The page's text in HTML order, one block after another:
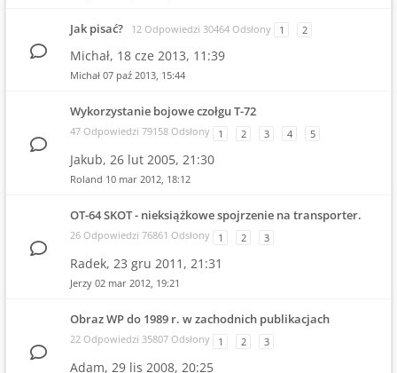
Jak pisać? 12 Odpowiedzi 30464 Odsłony 1 2
Michał, 18 cze 2013, 11:39
Michał 07 paź 2013, 15:44
Wykorzystanie bojowe czołgu T-72
47 Odpowiedzi 79158 Odsłony 1 2 3 4 5
Jakub, 26 lut 2005, 21:30
Roland 10 mar 2012, 18:12
OT-64 SKOT - nieksiążkowe spojrzenie na transporter.
26 Odpowiedzi 76861 Odsłony 1 2 3
Radek, 23 gru 2011, 21:31
Jerzy 02 mar 2012, 19:21
Obraz WP do 1989 r. w zachodnich publikacjach
22 Odpowiedzi 35807 Odsłony 1 2 3
Adam, 29 lis 2008, 20:25